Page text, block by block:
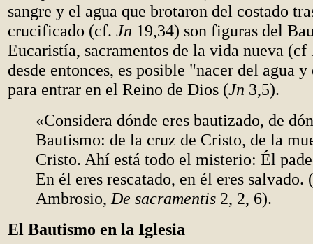
sangre y el agua que brotaron del costado
crucificado (cf. Jn 19,34) son figuras del
Eucaristía, sacramentos de la vida nueva (cf
desde entonces, es posible "nacer del agua
para entrar en el Reino de Dios (Jn 3,5).
«Considera dónde eres bautizado, de
Bautismo: de la cruz de Cristo, de la
Cristo. Ahí está todo el misterio: Él
En él eres rescatado, en él eres salvado.
Ambrosio, De sacramentis 2, 2, 6).
El Bautismo en la Iglesia